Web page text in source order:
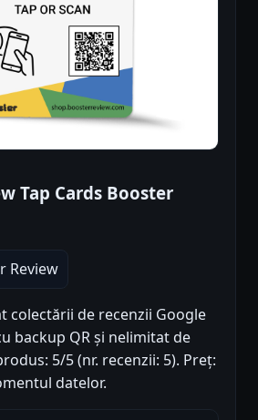
Tap Cards Booster
Review
colectării de recenzii Google
backup QR și nelimitat de
5/5 (nr. recenzii: 5). Preț:
datelor.